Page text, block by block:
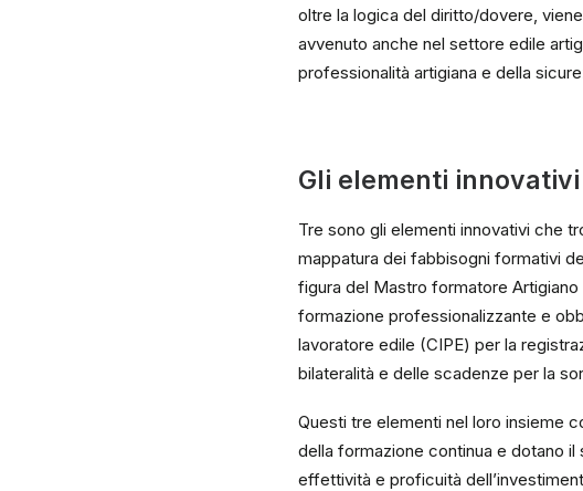
oltre la logica del diritto/dovere,
avvenuto anche nel settore edile
professionalità artigiana e della
Gli elementi
Tre sono gli elementi innovativi che
mappatura dei fabbisogni formativi
figura del Mastro formatore
formazione professionalizzante e
lavoratore edile (CIPE) per la
bilateralità e delle scadenze per la
Questi tre elementi nel loro insieme
della formazione continua e dotano
effettività e proficuità